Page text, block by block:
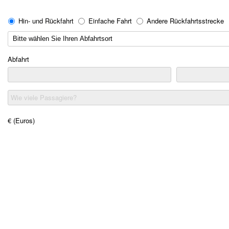
Hin- und Rückfahrt Einfache Fahrt Andere Rückfahrtsstrecke
Abfahrt
Wie viele Passagiere?
€ (Euros)